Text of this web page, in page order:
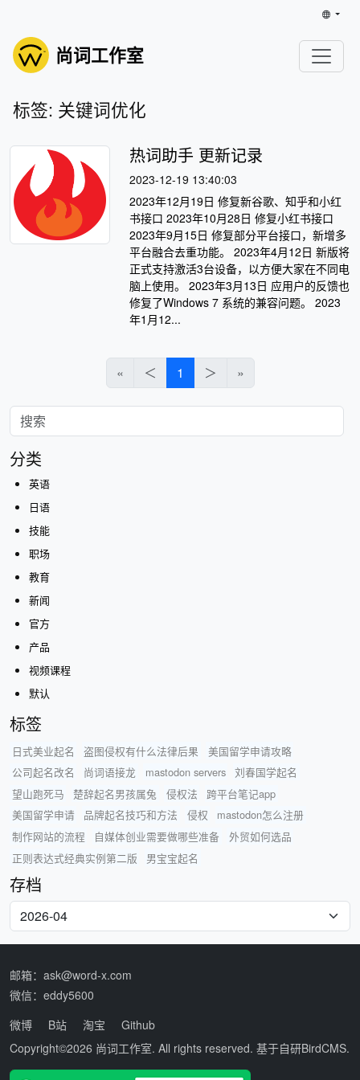
尚词工作室
标签: 关键词优化
热词助手 更新记录
2023-12-19 13:40:03
2023年12月19日 修复新谷歌、知乎和小红
书接口 2023年10月28日 修复小红书接口
2023年9月15日 修复部分平台接口，新增多
平台融合去重功能。 2023年4月12日 新版将
正式支持激活3台设备，以方便大家在不同电
脑上使用。 2023年3月13日 应用户的反馈也
修复了Windows 7 系统的兼容问题。 2023
年1月12...
« ＜ 1 ＞ »
分类
英语
日语
技能
职场
教育
新闻
官方
产品
视频课程
默认
标签
日式美业起名 盗图侵权有什么法律后果
美国留学申请攻略
公司起名改名
尚词语接龙 mastodon servers
刘春国学起名
望山跑死马
楚辞起名男孩属兔 侵权法
跨平台笔记app
美国留学申请
品牌起名技巧和方法 侵权
mastodon怎么注册
制作网站的流程
自媒体创业需要做哪些准备
外贸如何选品
正则表达式经典实例第二版
男宝宝起名
存档
邮箱：ask@word-x.com
微信：eddy5600
微博
B站 淘宝
Github
Copyright©2026 尚词工作室. All rights reserved. 基于自研BirdCMS.